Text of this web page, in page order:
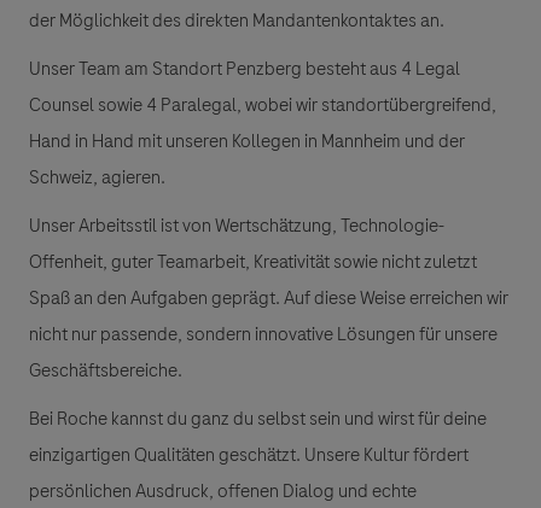
der Möglichkeit des direkten Mandantenkontaktes an.
Unser Team am Standort Penzberg besteht aus 4 Legal
Counsel sowie 4 Paralegal, wobei wir standortübergreifend,
Hand in Hand mit unseren Kollegen in Mannheim und der
Schweiz, agieren.
Unser Arbeitsstil ist von Wertschätzung, Technologie-
Offenheit, guter Teamarbeit, Kreativität sowie nicht zuletzt
Spaß an den Aufgaben geprägt. Auf diese Weise erreichen wir
nicht nur passende, sondern innovative Lösungen für unsere
Geschäftsbereiche.
Bei Roche kannst du ganz du selbst sein und wirst für deine
einzigartigen Qualitäten geschätzt. Unsere Kultur fördert
persönlichen Ausdruck, offenen Dialog und echte